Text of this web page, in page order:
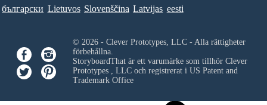
български Lietuvos Slovenščina Latvijas eesti
© 2026 - Clever Prototypes, LLC - Alla rättigheter
förbehållna.
StoryboardThat är ett varumärke som tillhör Clever
Prototypes , LLCoch registrerat i US Patent and
Trademark Office